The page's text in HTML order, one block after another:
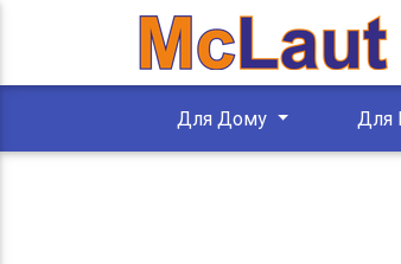
Для Дому Для